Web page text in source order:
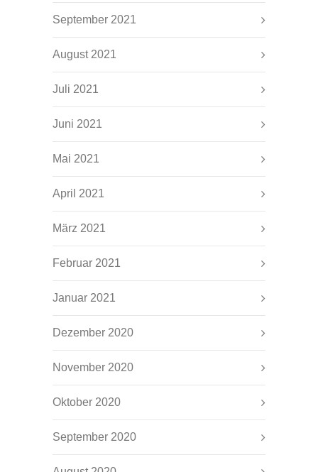
September 2021
August 2021
Juli 2021
Juni 2021
Mai 2021
April 2021
März 2021
Februar 2021
Januar 2021
Dezember 2020
November 2020
Oktober 2020
September 2020